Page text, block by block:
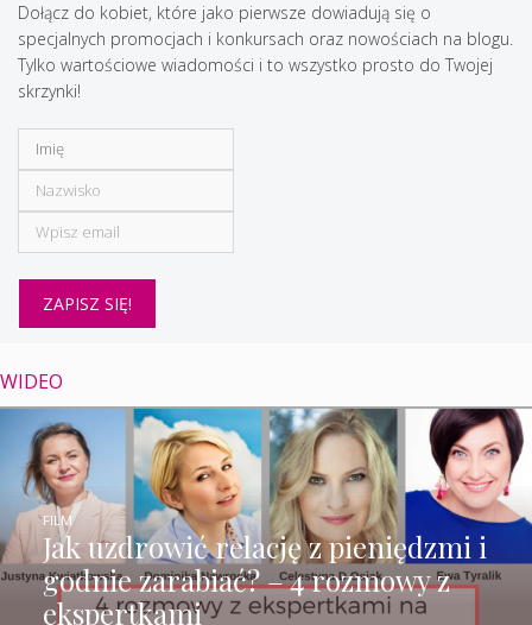
Dołącz do kobiet, które jako pierwsze dowiadują się o
specjalnych promocjach i konkursach oraz nowościach na blogu.
Tylko wartościowe wiadomości i to wszystko prosto do Twojej
skrzynki!
WIDEO
Jak uzdrowić relację z pieniędzmi i
godnie zarabiać? – 4 rozmowy z
ekspertkami
FILM